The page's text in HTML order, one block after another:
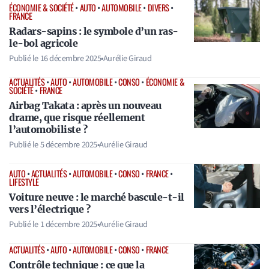
ÉCONOMIE & SOCIÉTÉ•AUTO•AUTOMOBILE•DIVERS•
FRANCE
Radars-sapins : le symbole d’un ras-
le-bol agricole
Publié le16 décembre 2025•Aurélie Giraud
ACTUALITÉS•AUTO•AUTOMOBILE•CONSO•ÉCONOMIE &
SOCIÉTÉ•FRANCE
Airbag Takata : après un nouveau
drame, que risque réellement
l’automobiliste ?
Publié le5 décembre 2025•Aurélie Giraud
AUTO•ACTUALITÉS•AUTOMOBILE•CONSO•FRANCE•
LIFESTYLE
Voiture neuve : le marché bascule-t-il
vers l’électrique ?
Publié le1 décembre 2025•Aurélie Giraud
ACTUALITÉS•AUTO•AUTOMOBILE•CONSO•FRANCE
Contrôle technique : ce que la